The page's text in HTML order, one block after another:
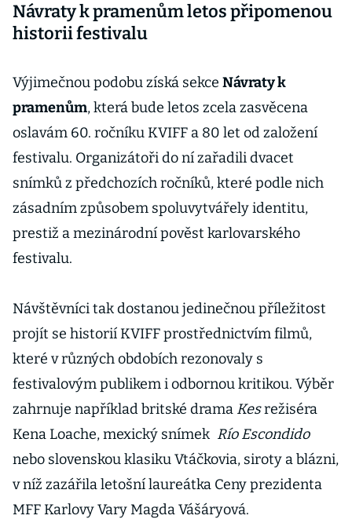
Návraty k pramenům letos připomenou
historii festivalu
Výjimečnou podobu získá sekce Návraty k
pramenům, která bude letos zcela zasvěcena
oslavám 60. ročníku KVIFF a 80 let od založení
festivalu. Organizátoři do ní zařadili dvacet
snímků z předchozích ročníků, které podle nich
zásadním způsobem spoluvytvářely identitu,
prestiž a mezinárodní pověst karlovarského
festivalu.
Návštěvníci tak dostanou jedinečnou příležitost
projít se historií KVIFF prostřednictvím filmů,
které v různých obdobích rezonovaly s
festivalovým publikem i odbornou kritikou. Výběr
zahrnuje například britské drama Kesrežiséra
Kena Loache, mexický snímek Río Escondido
nebo slovenskou klasiku Vtáčkovia, siroty a blázni,
v níž zazářila letošní laureátka Ceny prezidenta
MFF Karlovy Vary Magda Vášáryová.